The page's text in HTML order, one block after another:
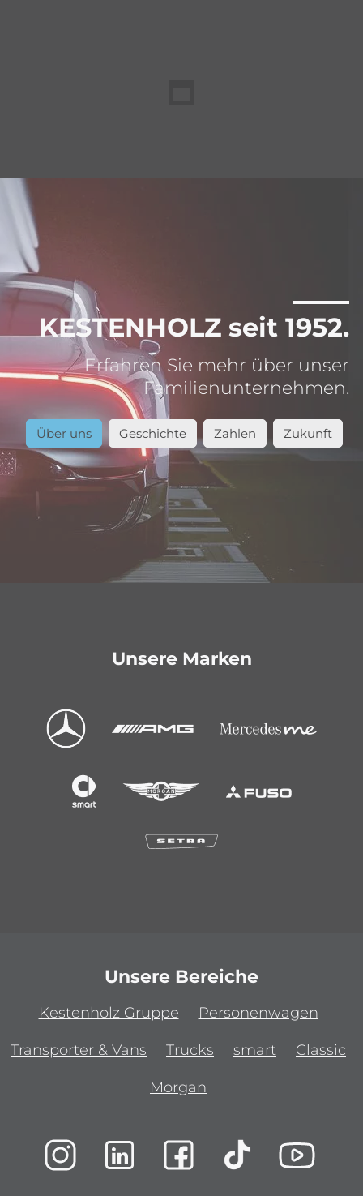
KESTENHOLZ seit 1952.
Erfahren Sie mehr über unser
Familienunternehmen.
Über uns Geschichte Zahlen Zukunft
Unsere Marken
Unsere Bereiche
Kestenholz Gruppe Personenwagen
Transporter & Vans Trucks smart Classic
Morgan